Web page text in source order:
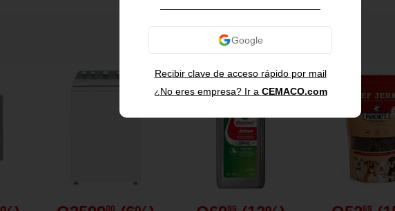
Recibir clave de acceso rápido por mail
¿No eres empresa? Ir a CEMACO.com
entrenar en cualquier parque o estudio de
con materiales duraderos, estas pesas son la
inversión ideal para elevar tu nivel de
entrenamiento diario, logrando una mayor
ergonómico y de alta gama.
También te puede interesar
00 99 69